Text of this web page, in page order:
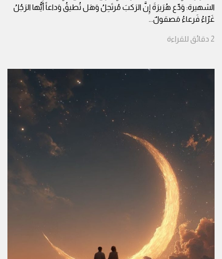
الشهيرة: وَدِّع هُرَيرَةَ إِنَّ الرَكبَ مُرتَحِلُ وَهَل تُطيقُ وَداعاً أَيُّها الرَجُلُ
غَرّاءُ فَرعاءُ مَصقولٌ...
2 دقائق للقراءة